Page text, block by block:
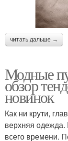
читать дальше →
Модные
обзор
новинок
Как ни крути,
верхняя
всего времени.